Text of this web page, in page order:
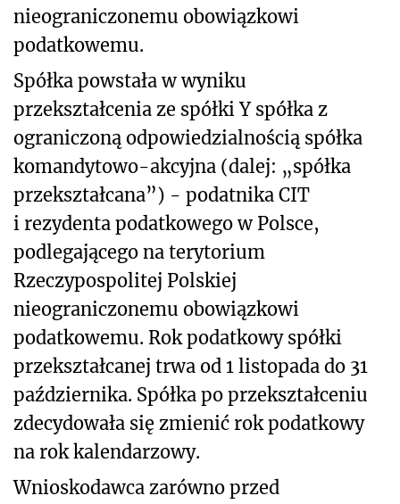
nieograniczonemu obowiązkowi
podatkowemu.
Spółka powstała w wyniku
przekształcenia ze spółki Y spółka z
ograniczoną odpowiedzialnością spółka
komandytowo-akcyjna (dalej: „spółka
przekształcana”) - podatnika CIT
i rezydenta podatkowego w Polsce,
podlegającego na terytorium
Rzeczypospolitej Polskiej
nieograniczonemu obowiązkowi
podatkowemu. Rok podatkowy spółki
przekształcanej trwa od 1 listopada do 31
października. Spółka po przekształceniu
zdecydowała się zmienić rok podatkowy
na rok kalendarzowy.
Wnioskodawca zarówno przed